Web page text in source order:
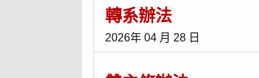
轉系辦法
2026年 04 月 28 日